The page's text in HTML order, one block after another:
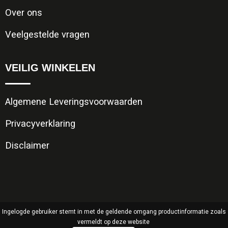
Been- en voetbescherming
Schorten en Sloven
Koffers en Trolleys
Boodschappentassen
Matrozentassen
Over ons
Veelgestelde vragen
VEILIG WINKELEN
Algemene Leveringsvoorwaarden
Privacyverklaring
Disclaimer
Ingelogde gebruiker stemt in met de geldende omgang productinformatie zoals
vermeldt op deze website